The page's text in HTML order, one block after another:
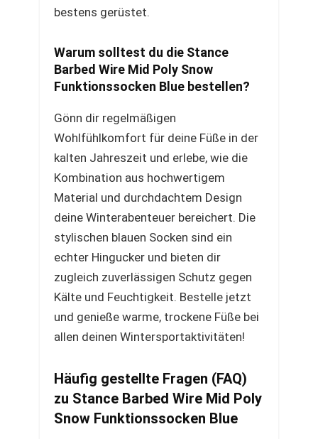
bestens gerüstet.
Warum solltest du die Stance
Barbed Wire Mid Poly Snow
Funktionssocken Blue bestellen?
Gönn dir regelmäßigen
Wohlfühlkomfort für deine Füße in der
kalten Jahreszeit und erlebe, wie die
Kombination aus hochwertigem
Material und durchdachtem Design
deine Winterabenteuer bereichert. Die
stylischen blauen Socken sind ein
echter Hingucker und bieten dir
zugleich zuverlässigen Schutz gegen
Kälte und Feuchtigkeit. Bestelle jetzt
und genieße warme, trockene Füße bei
allen deinen Wintersportaktivitäten!
Häufig gestellte Fragen (FAQ)
zu Stance Barbed Wire Mid Poly
Snow Funktionssocken Blue